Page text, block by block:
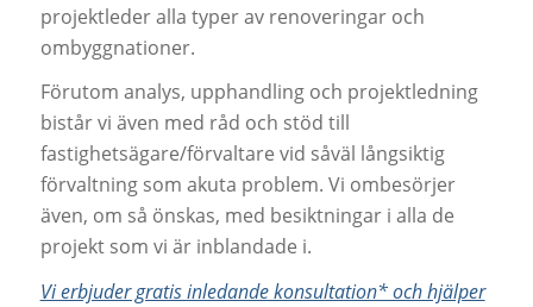
projektleder alla typer av renoveringar och
ombyggnationer.
Förutom analys, upphandling och projektledning
bistår vi även med råd och stöd till
fastighetsägare/förvaltare vid såväl långsiktig
förvaltning som akuta problem. Vi ombesörjer
även, om så önskas, med besiktningar i alla de
projekt som vi är inblandade i.
Vi erbjuder gratis inledande konsultation* och hjälper